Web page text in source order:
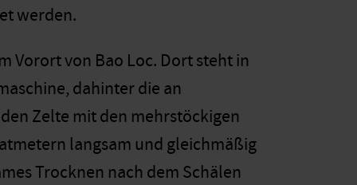
werden.
Vorort von Bao Loc. Dort steht in
dahinter die an
Zelte mit den mehrstöckigen
langsam und gleichmäßig
Trocknen nach dem Schälen